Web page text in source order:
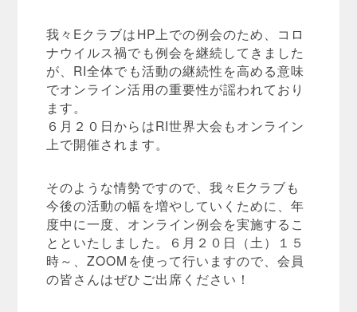
我々EクラブはHP上での例会のため、コロ
ナウイルス禍でも例会を継続してきました
が、RI全体でも活動の継続性を高める意味
でオンライン活用の重要性が謡われており
ます。
６月２０日からはRI世界大会もオンライン
上で開催されます。
そのような情勢ですので、我々Eクラブも
今後の活動の幅を増やしていくために、年
度中に一度、オンライン例会を実施するこ
とといたしました。６月２０日（土）１５
時～、ZOOMを使って行いますので、会員
の皆さんはぜひご出席ください！